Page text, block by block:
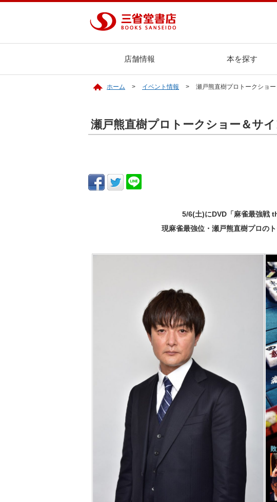
店舗情報 本を探す
ホーム イベント情報 瀬戸熊直樹プロトークショ
瀬戸熊直樹プロトークショー＆サ
5/6(土)にDVD「麻雀最強戦
現麻雀最強位・瀬戸熊直樹プロの